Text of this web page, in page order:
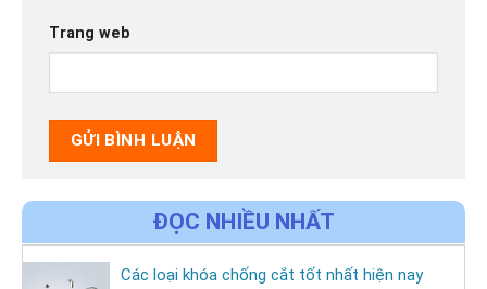
Trang web
ĐỌC NHIỀU NHẤT
Các loại khóa chống cắt tốt nhất hiện nay